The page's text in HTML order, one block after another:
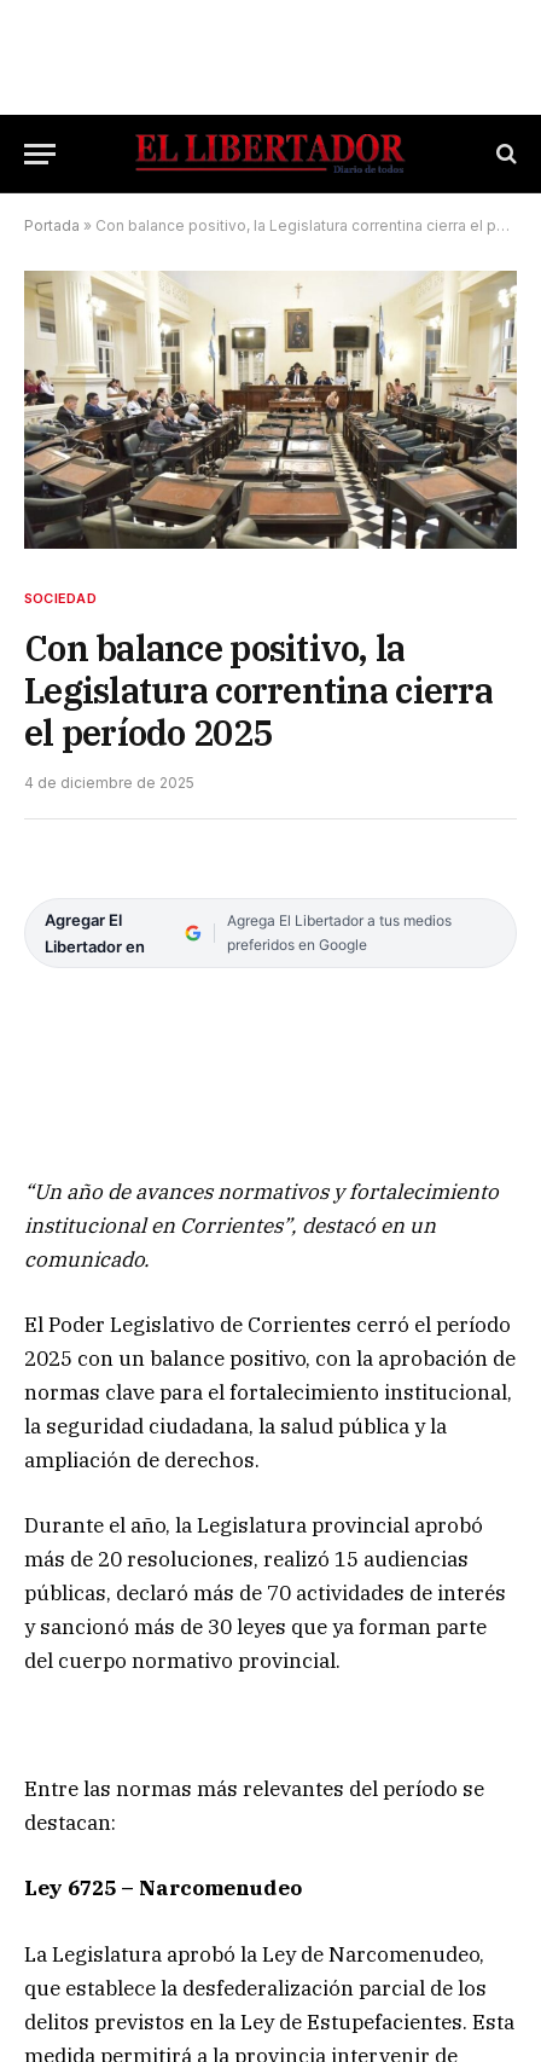
Portada » Con balance positivo, la Legislatura correntina cierra el período 2025
SOCIEDAD
Con balance positivo, la
Legislatura correntina cierra
el período 2025
4 de diciembre de 2025
Agregar El
Libertador en
Agrega El Libertador a tus medios
preferidos en Google
“Un año de avances normativos y fortalecimiento
institucional en Corrientes”, destacó en un
comunicado.
El Poder Legislativo de Corrientes cerró el período
2025 con un balance positivo, con la aprobación de
normas clave para el fortalecimiento institucional,
la seguridad ciudadana, la salud pública y la
ampliación de derechos.
Durante el año, la Legislatura provincial aprobó
más de 20 resoluciones, realizó 15 audiencias
públicas, declaró más de 70 actividades de interés
y sancionó más de 30 leyes que ya forman parte
del cuerpo normativo provincial.
Entre las normas más relevantes del período se
destacan:
Ley 6725 – Narcomenudeo
La Legislatura aprobó la Ley de Narcomenudeo,
que establece la desfederalización parcial de los
delitos previstos en la Ley de Estupefacientes. Esta
medida permitirá a la provincia intervenir de